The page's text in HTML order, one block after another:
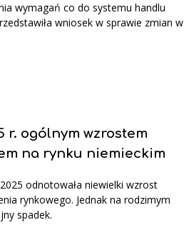
wymagań co do systemu handlu
wniosek w sprawie zmian w
r. ogólnym wzrostem
na rynku niemieckim
odnotowała niewielki wzrost
rynkowego. Jednak na rodzimym
spadek.